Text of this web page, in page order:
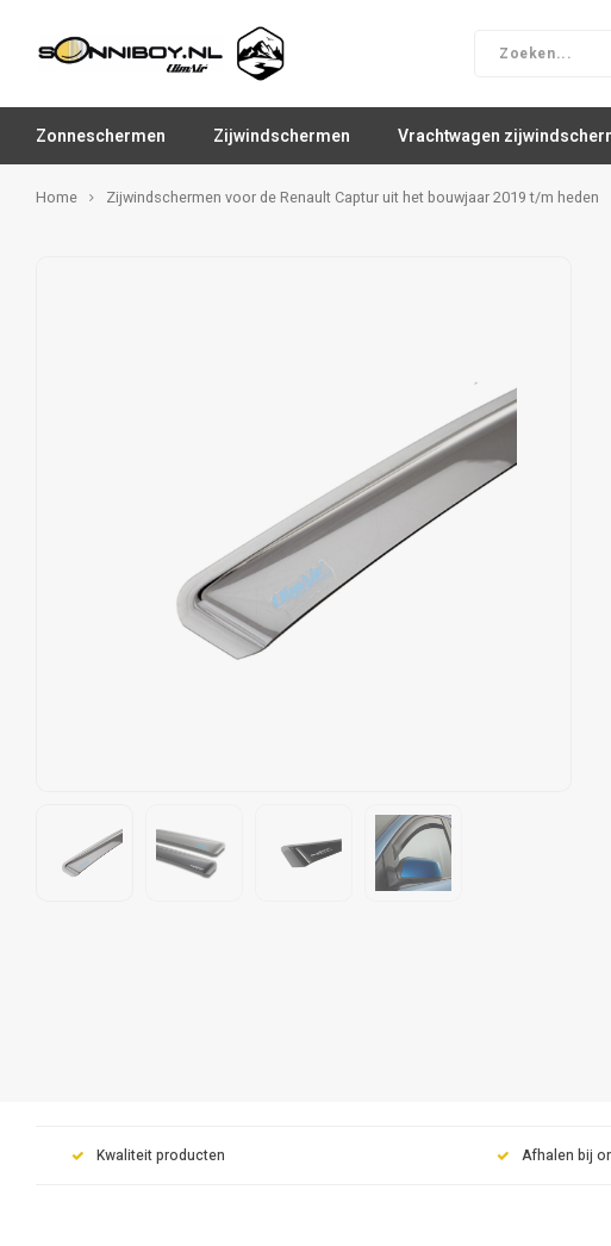
Zonneschermen Zijwindschermen Vrachtwagen
Home Zijwindschermen voor de Renault Captur uit het bouwjaar 2019 t/m heden
Kwaliteit producten Afhalen bij